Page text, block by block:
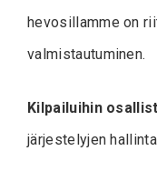
hevosillamme on
valmistautuminen.
Kilpailuihin
järjestelyjen